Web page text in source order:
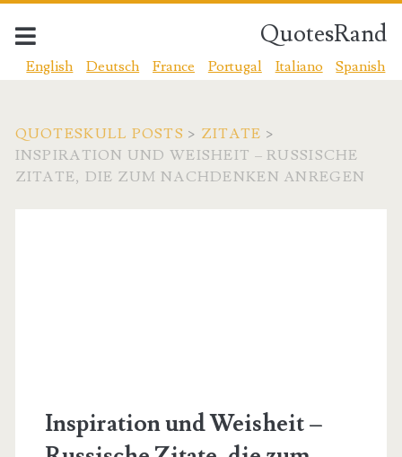
QuotesRand
English Deutsch France Portugal Italiano Spanish
QUOTESKULL POSTS > ZITATE >
INSPIRATION UND WEISHEIT – RUSSISCHE
ZITATE, DIE ZUM NACHDENKEN ANREGEN
Inspiration und Weisheit –